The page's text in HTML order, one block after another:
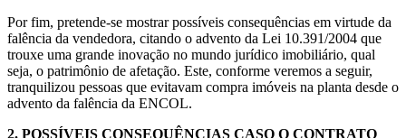
Por fim, pretende-se mostrar possíveis consequências em virtude da
falência da vendedora, citando o advento da Lei 10.391/2004 que
trouxe uma grande inovação no mundo jurídico imobiliário, qual
seja, o patrimônio de afetação. Este, conforme veremos a seguir,
tranquilizou pessoas que evitavam compra imóveis na planta desde o
advento da falência da ENCOL.
2. POSSÍVEIS CONSEQUÊNCIAS CASO O CONTRATO